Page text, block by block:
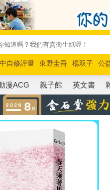
自修評量 東野圭吾 楊双子 公
花綻放
奧德賽 路邊攤新作 馬
漫ACG 親子館 英文書